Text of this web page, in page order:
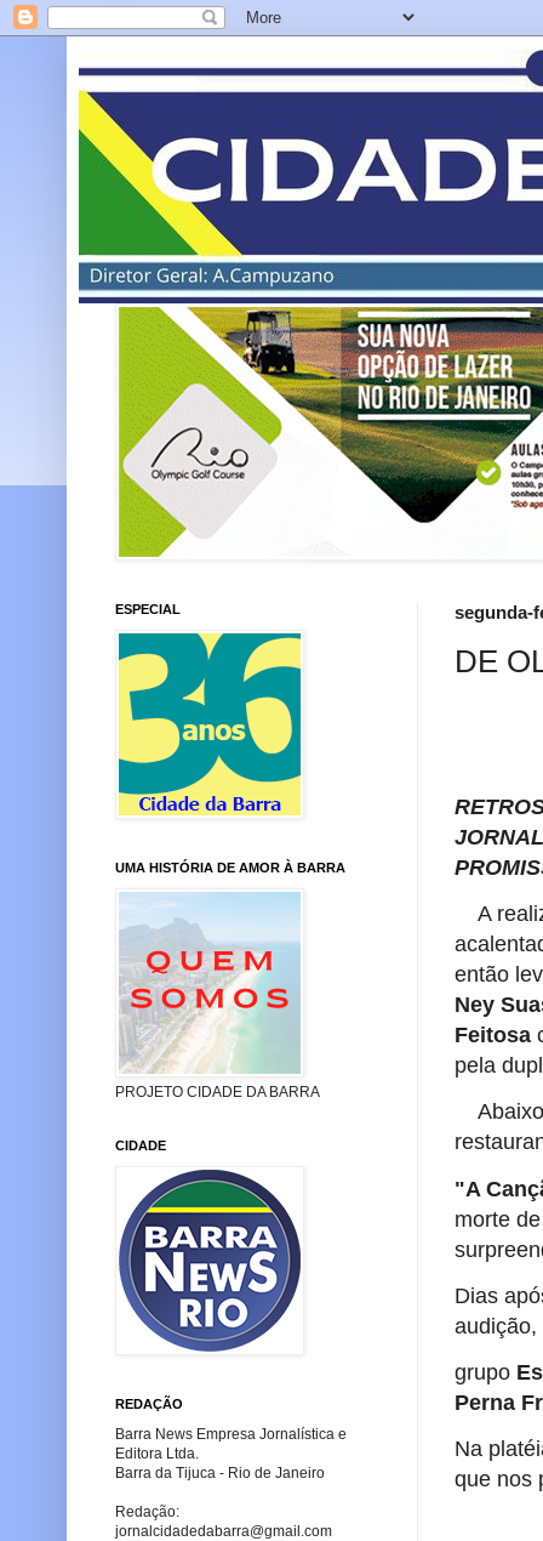
segunda-
DE
A
então
Ney
Feitosa
pela
"A
morte
Dias
grupo
Perna
Na
que nos
ESPECIAL
UMA HISTÓRIA DE AMOR À BARRA
PROJETO CIDADE DA BARRA
CIDADE
REDAÇÃO
Barra News Empresa Jornalística e
Editora Ltda.
Barra da Tijuca - Rio de Janeiro
Redação:
jornalcidadedabarra@gmail.com